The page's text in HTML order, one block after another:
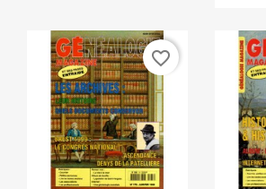
favorite_border